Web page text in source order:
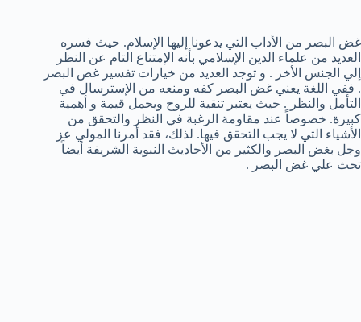
غض البصر من الأداب التي يدعونا إليها الإسلام. حيث فسره
العديد من علماء الدين الإسلامي بأنه الإمتناع التام عن النظر
إلي الجنس الأخر . و توجد العديد من خيارات تفسير غض البصر
. ففي اللغة يعني غض البصر كفه ومنعه من الإسترسال في
التأمل والنظر . حيث يعتبر تنقية للروح ويحمل قيمة و أهمية
كبيرة. خصوصاً عند مقاومة الرغبة في النظر والتحقق من
الأشياء التي لا يجب التحقق فيها. لذلك، فقد أمرنا المولي عز
وجل بغض البصر والكثير من الأحاديث النبوية الشريفة أيضاً
تحث علي غض البصر .